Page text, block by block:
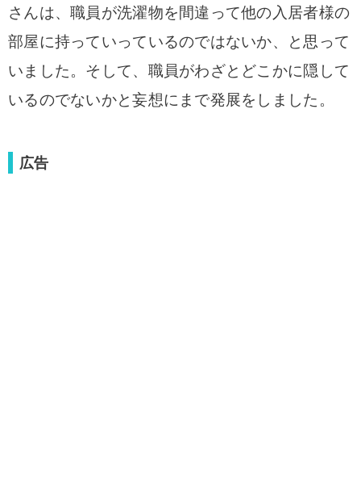
さんは、職員が洗濯物を間違って他の入居者様の
部屋に持っていっているのではないか、と思って
いました。そして、職員がわざとどこかに隠して
いるのでないかと妄想にまで発展をしました。
広告